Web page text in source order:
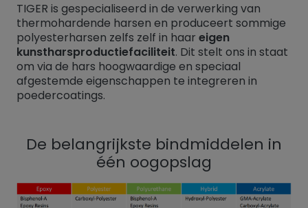
TIGER is gespecialiseerd in de verwerking van
thermohardende harsen en produceert sommige
polyesterharsen zelfs zelf in haar eigen
kunstharsproductiefaciliteit. Dit stelt ons in staat
om via de hars hoogwaardige en speciaal
afgestemde eigenschappen te integreren in
poedercoatings.
De belangrijkste bindmiddelen in
één oogopslag